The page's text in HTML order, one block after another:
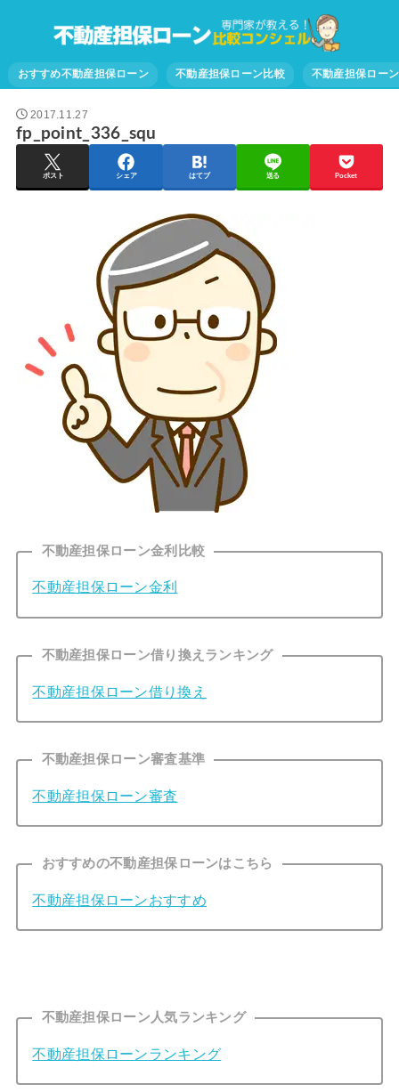
おすすめ不動産担保ローン 不動産担保ローン比較 不動産担保ロー
2017.11.27
fp_point_336_squ
ポスト シェア はてブ 送る Pocket
不動産担保ローン金利比較
不動産担保ローン金利
不動産担保ローン借り換えランキング
不動産担保ローン借り換え
不動産担保ローン審査基準
不動産担保ローン審査
おすすめの不動産担保ローンはこちら
不動産担保ローンおすすめ
不動産担保ローン人気ランキング
不動産担保ローンランキング